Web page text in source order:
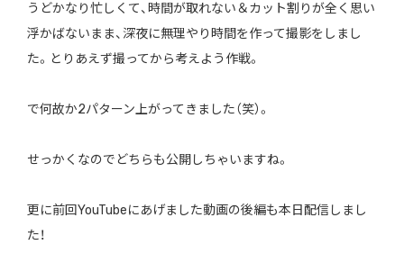
うどかなり忙しくて、時間が取れない＆カット割りが全く思い
浮かばないまま、深夜に無理やり時間を作って撮影をしまし
た。とりあえず撮ってから考えよう作戦。
で何故か2パターン上がってきました（笑）。
せっかくなのでどちらも公開しちゃいますね。
更に前回YouTubeにあげました動画の後編も本日配信しまし
た！